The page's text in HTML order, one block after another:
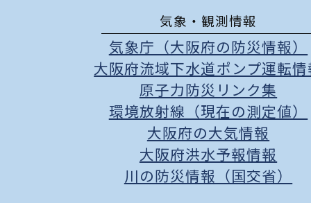
気象・観測情報
気象庁（大阪府の防災情報）
大阪府流域下水道ポンプ運転情
原子力防災リンク集
環境放射線（現在の測定値）
大阪府の大気情報
大阪府洪水予報情報
川の防災情報（国交省）